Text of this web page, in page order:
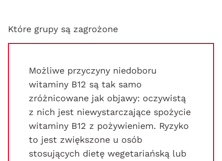
Które grupy są zagrożone
Możliwe przyczyny niedoboru
witaminy B12 są tak samo
zróżnicowane jak objawy: oczywistą
z nich jest niewystarczające spożycie
witaminy B12 z pożywieniem. Ryzyko
to jest zwiększone u osób
stosujących dietę wegetariańską lub